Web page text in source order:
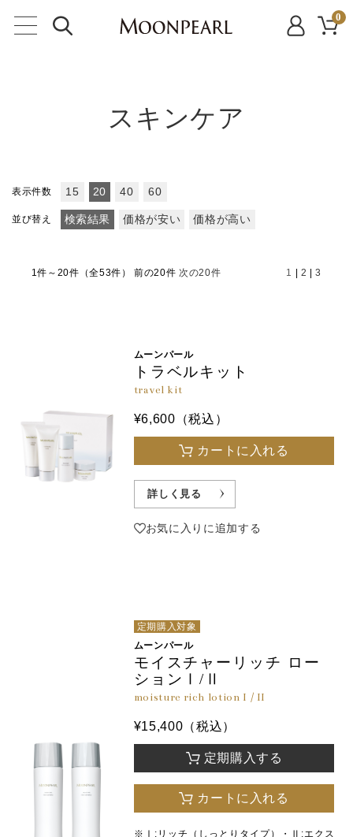
0
スキンケア
表示件数 15 20 40 60
並び替え 検索結果 価格が安い 価格が高い
1件～20件（全53件） 前の20件 次の20件 1 2 |3
ムーンパール
トラベルキット
travel kit
¥6,600（税込）
カートに入れる
詳しく見る
お気に入りに追加する
定期購入対象
ムーンパール
モイスチャーリッチ ロー
ションⅠ/Ⅱ
moisture rich lotion I / II
¥15,400（税込）
定期購入する
カートに入れる
※Ⅰ:リッチ（しっとりタイプ）・Ⅱ:エクス